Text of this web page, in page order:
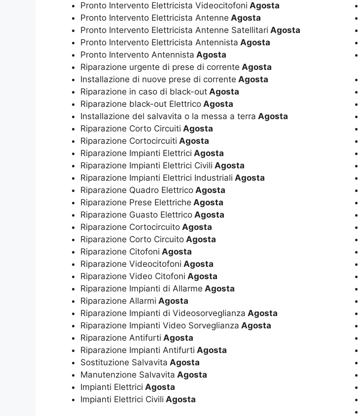
Pronto Intervento Elettricista Videocitofoni Agosta
Pronto Intervento Elettricista Antenne Agosta
Pronto Intervento Elettricista Antenne Satellitari Agosta
Pronto Intervento Elettricista Antennista Agosta
Pronto Intervento Antennista Agosta
Riparazione urgente di prese di corrente Agosta
Installazione di nuove prese di corrente Agosta
Riparazione in caso di black-out Agosta
Riparazione black-out Elettrico Agosta
Installazione del salvavita o la messa a terra Agosta
Riparazione Corto Circuiti Agosta
Riparazione Cortocircuiti Agosta
Riparazione Impianti Elettrici Agosta
Riparazione Impianti Elettrici Civili Agosta
Riparazione Impianti Elettrici Industriali Agosta
Riparazione Quadro Elettrico Agosta
Riparazione Prese Elettriche Agosta
Riparazione Guasto Elettrico Agosta
Riparazione Cortocircuito Agosta
Riparazione Corto Circuito Agosta
Riparazione Citofoni Agosta
Riparazione Videocitofoni Agosta
Riparazione Video Citofoni Agosta
Riparazione Impianti di Allarme Agosta
Riparazione Allarmi Agosta
Riparazione Impianti di Videosorveglianza Agosta
Riparazione Impianti Video Sorveglianza Agosta
Riparazione Antifurti Agosta
Riparazione Impianti Antifurti Agosta
Sostituzione Salvavita Agosta
Manutenzione Salvavita Agosta
Impianti Elettrici Agosta
Impianti Elettrici Civili Agosta